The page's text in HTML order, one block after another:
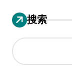
搜索